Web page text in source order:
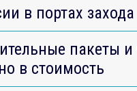
в портах захода
пакеты и
в стоимость